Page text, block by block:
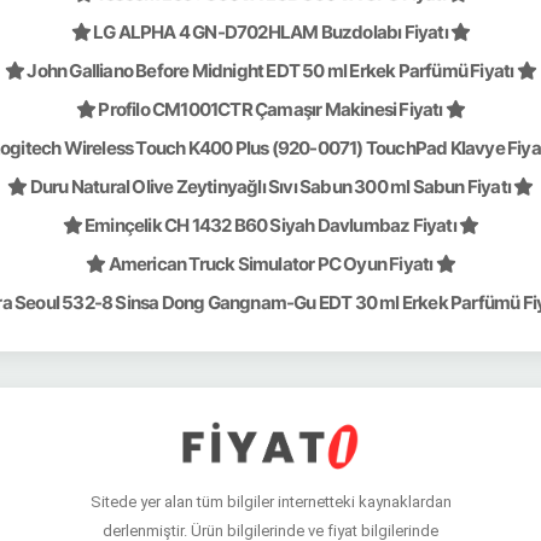
LG ALPHA 4 GN-D702HLAM Buzdolabı Fiyatı
John Galliano Before Midnight EDT 50 ml Erkek Parfümü Fiyatı
Profilo CM1001CTR Çamaşır Makinesi Fiyatı
Wireless Touch K400 Plus (920-0071) TouchPad Klavye
Duru Natural Olive Zeytinyağlı Sıvı Sabun 300 ml Sabun Fiyatı
Eminçelik CH 1432 B60 Siyah Davlumbaz Fiyatı
American Truck Simulator PC Oyun Fiyatı
Seoul 532-8 Sinsa Dong Gangnam-Gu EDT 30 ml Erkek Parfümü
Sitede yer alan tüm bilgiler internetteki kaynaklardan
derlenmiştir. Ürün bilgilerinde ve fiyat bilgilerinde